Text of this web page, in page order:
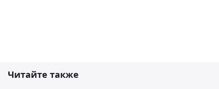
Читайте также